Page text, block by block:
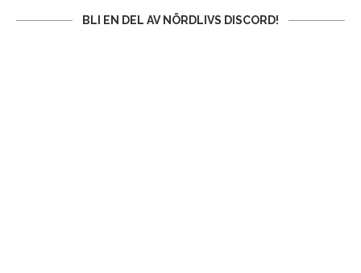
BLI EN DEL AV NÖRDLIVS DISCORD!